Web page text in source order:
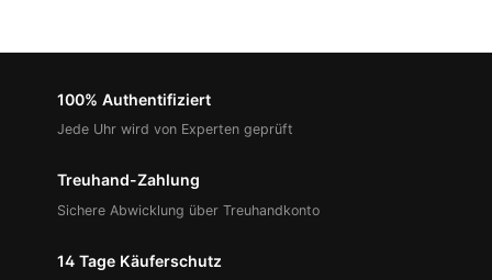
100% Authentifiziert
Jede Uhr wird von Experten geprüft
Treuhand-Zahlung
Sichere Abwicklung über Treuhandkonto
14 Tage Käuferschutz